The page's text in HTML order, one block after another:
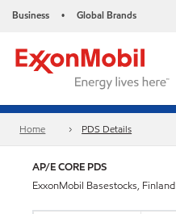
Business • Global Brands
Home PDS Details
AP/E CORE PDS
ExxonMobil Basestocks, Finland